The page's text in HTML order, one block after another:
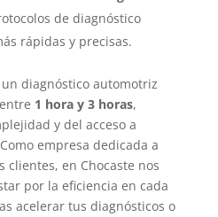
de diagnóstico
rápidas y precisas.
diagnóstico automotriz
1 hora y 3 horas,
y del acceso a
empresa dedicada a
en Chocaste nos
por la eficiencia en cada
acelerar tus diagnósticos o